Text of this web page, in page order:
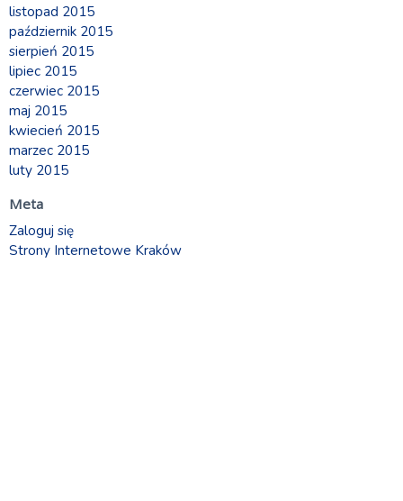
listopad 2015
październik 2015
sierpień 2015
lipiec 2015
czerwiec 2015
maj 2015
kwiecień 2015
marzec 2015
luty 2015
Meta
Zaloguj się
Strony Internetowe Kraków